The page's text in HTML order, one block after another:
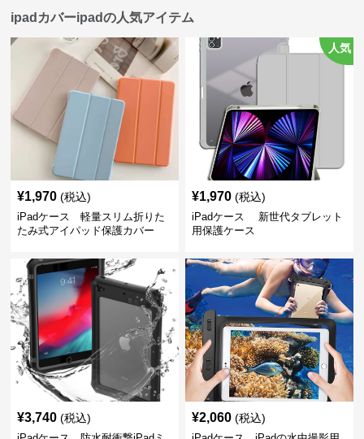
ipadカバーipadの人気アイテム
¥1,970 (税込)
iPadケース 軽量スリム折りた
たみ式アイパッド保護カバー
人気
¥1,970 (税込)
iPadケース 新世代タブレット
用保護ケース
¥3,740 (税込) ¥2,060 (税込)